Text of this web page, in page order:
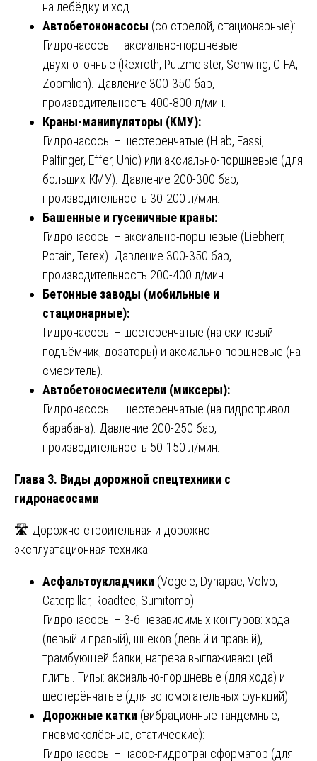
на лебёдку и ход.
Автобетононасосы (со стрелой, стационарные):
Гидронасосы – аксиально-поршневые
двухпоточные (Rexroth, Putzmeister, Schwing, CIFA,
Zoomlion). Давление 300-350 бар,
производительность 400-800 л/мин.
Краны-манипуляторы (КМУ):
Гидронасосы – шестерёнчатые (Hiab, Fassi,
Palfinger, Effer, Unic) или аксиально-поршневые (для
больших КМУ). Давление 200-300 бар,
производительность 30-200 л/мин.
Башенные и гусеничные краны:
Гидронасосы – аксиально-поршневые (Liebherr,
Potain, Terex). Давление 300-350 бар,
производительность 200-400 л/мин.
Бетонные заводы (мобильные и
стационарные):
Гидронасосы – шестерёнчатые (на скиповый
подъёмник, дозаторы) и аксиально-поршневые (на
смеситель).
Автобетоносмесители (миксеры):
Гидронасосы – шестерёнчатые (на гидропривод
барабана). Давление 200-250 бар,
производительность 50-150 л/мин.
Глава 3. Виды дорожной спецтехники с
гидронасосами
🛣️ Дорожно-строительная и дорожно-
эксплуатационная техника:
Асфальтоукладчики (Vogele, Dynapac, Volvo,
Caterpillar, Roadtec, Sumitomo):
Гидронасосы – 3-6 независимых контуров: хода
(левый и правый), шнеков (левый и правый),
трамбующей балки, нагрева выглаживающей
плиты. Типы: аксиально-поршневые (для хода) и
шестерёнчатые (для вспомогательных функций).
Дорожные катки (вибрационные тандемные,
пневмоколёсные, статические):
Гидронасосы – насос-гидротрансформатор (для